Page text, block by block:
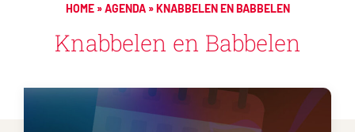
HOME»AGENDA»KNABBELEN EN BABBELEN
Knabbelen en Babbelen